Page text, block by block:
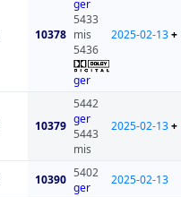
10378
ger
5433
mis
5436
ger
2025-02-13+
10379
5442
ger
5443
mis
2025-02-13+
10390 5402
ger
2025-02-13